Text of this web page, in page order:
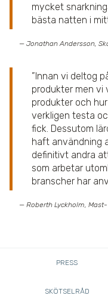
mycket
bästa natten i
— Jonathan Andersson,
Innan vi deltog
produkter men vi
produkter och
verkligen testa
fick. Dessutom
haft användning
definitivt andra
som arbetar
branscher har
— Roberth Lyckholm,
PRESS
SKÖTSELRÅD